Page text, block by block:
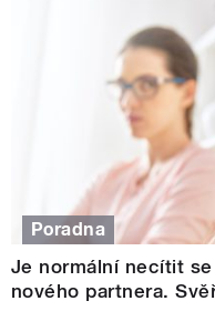
Poradna
Je normální necítit
nového partnera.